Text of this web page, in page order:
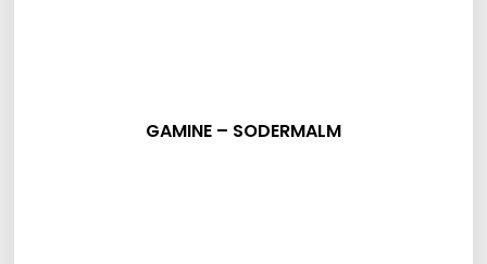
GAMINE – SODERMALM